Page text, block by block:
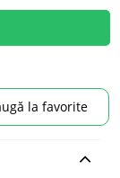
la favorite